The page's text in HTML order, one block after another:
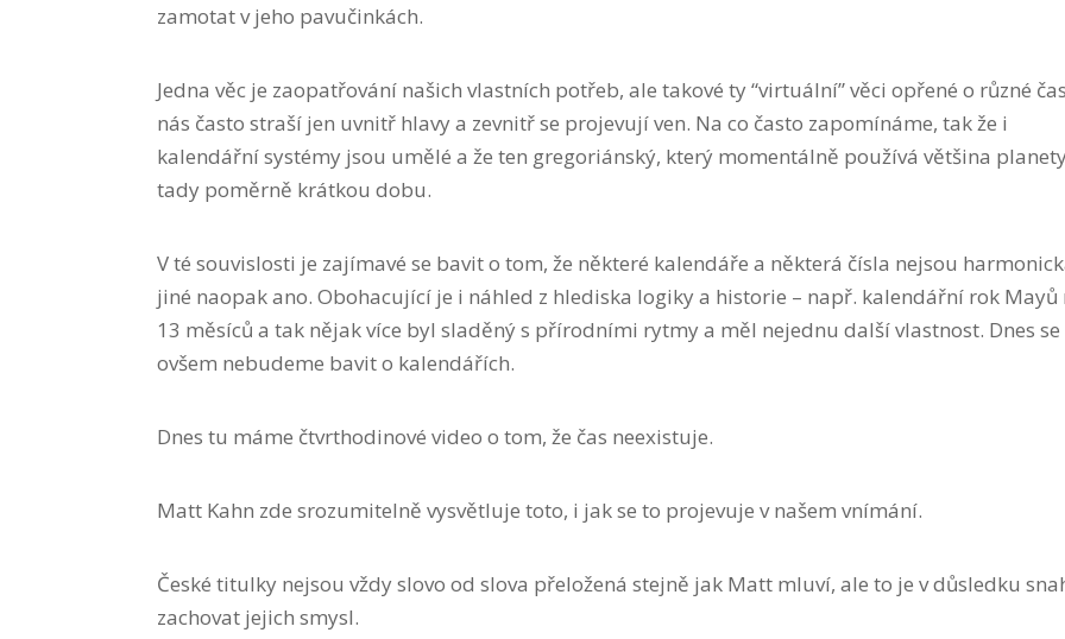
zamotat v jeho pavučinkách.
Jedna věc je zaopatřování našich vlastních potřeb, ale takové ty “virtuální” věci opřené o různé
nás často straší jen uvnitř hlavy a zevnitř se projevují ven. Na co často zapomínáme, tak že i
kalendářní systémy jsou umělé a že ten gregoriánský, který momentálně používá většina
tady poměrně krátkou dobu.
V té souvislosti je zajímavé se bavit o tom, že některé kalendáře a některá čísla nejsou
jiné naopak ano. Obohacující je i náhled z hlediska logiky a historie – např. kalendářní rok Mayů
13 měsíců a tak nějak více byl sladěný s přírodními rytmy a měl nejednu další vlastnost. Dnes se
ovšem nebudeme bavit o kalendářích.
Dnes tu máme čtvrthodinové video o tom, že čas neexistuje.
Matt Kahn zde srozumitelně vysvětluje toto, i jak se to projevuje v našem vnímání.
České titulky nejsou vždy slovo od slova přeložená stejně jak Matt mluví, ale to je v důsledku
zachovat jejich smysl.